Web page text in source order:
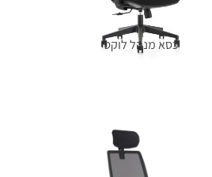
כסא מנהל לוקסי